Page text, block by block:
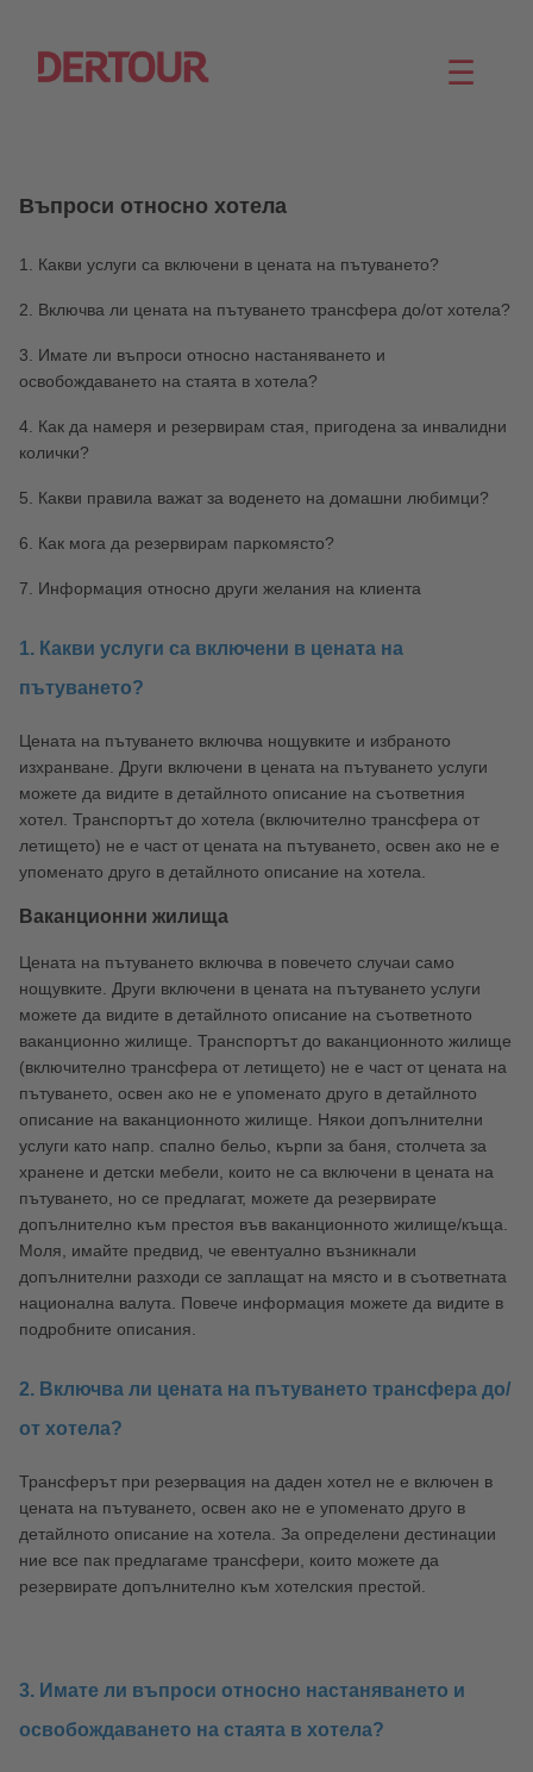
☰
Въпроси относно хотела
1. Какви услуги са включени в цената на пътуването?
2. Включва ли цената на пътуването трансфера до/от хотела?
3. Имате ли въпроси относно настаняването и
освобождаването на стаята в хотела?
4. Как да намеря и резервирам стая, пригодена за инвалидни
колички?
5. Какви правила важат за воденето на домашни любимци?
6. Как мога да резервирам паркомясто?
7. Информация относно други желания на клиента
1. Какви услуги са включени в цената на
пътуването?
Цената на пътуването включва нощувките и избраното
изхранване. Други включени в цената на пътуването услуги
можете да видите в детайлното описание на съответния
хотел. Транспортът до хотела (включително трансфера от
летището) не е част от цената на пътуването, освен ако не е
упоменато друго в детайлното описание на хотела.
Ваканционни жилища
Цената на пътуването включва в повечето случаи само
нощувките. Други включени в цената на пътуването услуги
можете да видите в детайлното описание на съответното
ваканционно жилище. Транспортът до ваканционното жилище
(включително трансфера от летището) не е част от цената на
пътуването, освен ако не е упоменато друго в детайлното
описание на ваканционното жилище. Някои допълнителни
услуги като напр. спално бельо, кърпи за баня, столчета за
хранене и детски мебели, които не са включени в цената на
пътуването, но се предлагат, можете да резервирате
допълнително към престоя във ваканционното жилище/къща.
Моля, имайте предвид, че евентуално възникнали
допълнителни разходи се заплащат на място и в съответната
национална валута. Повече информация можете да видите в
подробните описания.
2. Включва ли цената на пътуването трансфера до/
от хотела?
Трансферът при резервация на даден хотел не е включен в
цената на пътуването, освен ако не е упоменато друго в
детайлното описание на хотела. За определени дестинации
ние все пак предлагаме трансфери, които можете да
резервирате допълнително към хотелския престой.
3. Имате ли въпроси относно настаняването и
освобождаването на стаята в хотела?